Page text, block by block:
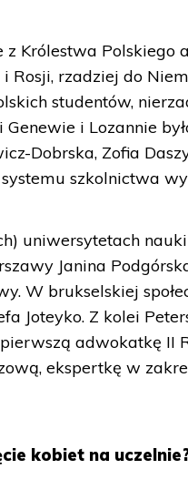
z Królestwa Polskiego
rzadziej do
studentów,
i Lozannie
Dobrska, Zofia
szkolnictwa
uniwersytetach
Janina
W brukselskiej
Joteyko. Z kolei
adwokatkę II
ekspertkę w
kobiet na